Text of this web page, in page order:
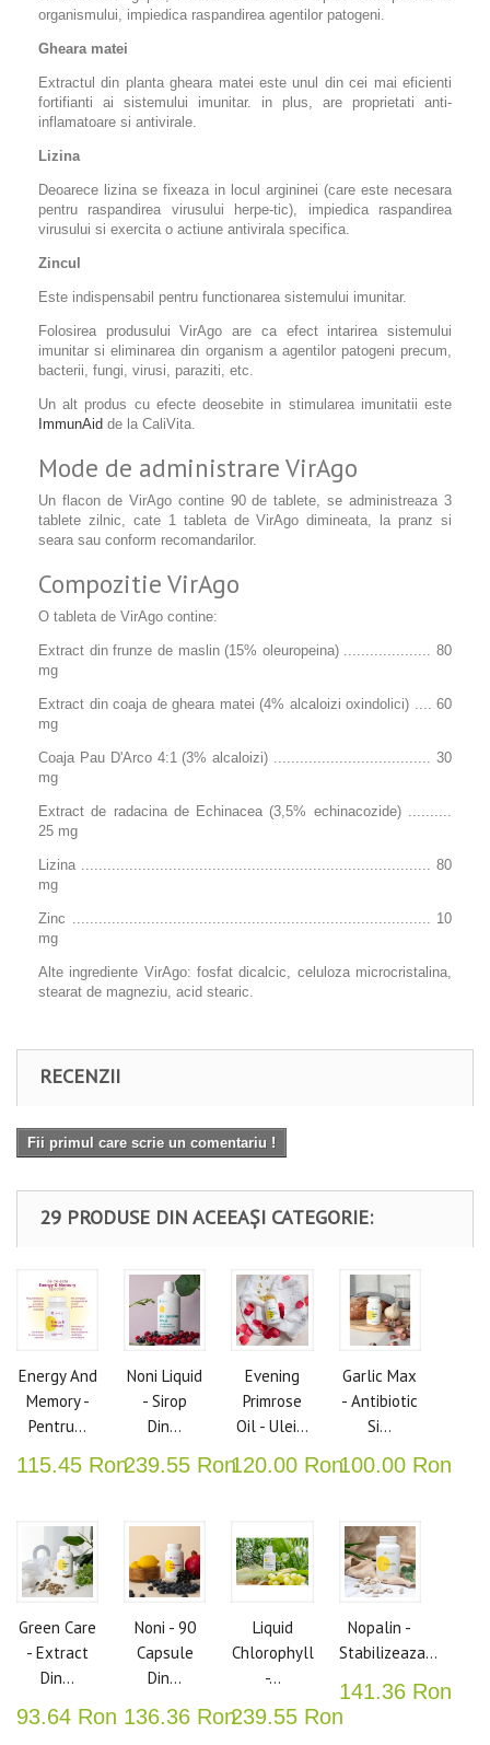
organismului, impiedica raspandirea agentilor patogeni.
Gheara matei
Extractul din planta gheara matei este unul din cei mai eficienti
fortifianti ai sistemului imunitar. in plus, are proprietati anti-
inflamatoare si antivirale.
Lizina
Deoarece lizina se fixeaza in locul argininei (care este necesara
pentru raspandirea virusului herpe-tic), impiedica raspandirea
virusului si exercita o actiune antivirala specifica.
Zincul
Este indispensabil pentru functionarea sistemului imunitar.
Folosirea produsului VirAgo are ca efect intarirea sistemului
imunitar si eliminarea din organism a agentilor patogeni precum,
bacterii, fungi, virusi, paraziti, etc.
Un alt produs cu efecte deosebite in stimularea imunitatii este
ImmunAid de la CaliVita.
Mode de administrare VirAgo
Un flacon de VirAgo contine 90 de tablete, se administreaza 3
tablete zilnic, cate 1 tableta de VirAgo dimineata, la pranz si
seara sau conform recomandarilor.
Compozitie VirAgo
O tableta de VirAgo contine:
Extract din frunze de maslin (15% oleuropeina) .................... 80
mg
Extract din coaja de gheara matei (4% alcaloizi oxindolici) .... 60
mg
Coaja Pau D'Arco 4:1 (3% alcaloizi) .................................... 30
mg
Extract de radacina de Echinacea (3,5% echinacozide) ..........
25 mg
Lizina ................................................................................ 80
mg
Zinc .................................................................................. 10
mg
Alte ingrediente VirAgo: fosfat dicalcic, celuloza microcristalina,
stearat de magneziu, acid stearic.
RECENZII
Fii primul care scrie un comentariu !
29 PRODUSE DIN ACEEAȘI CATEGORIE:
Energy And
Memory -
Pentru...
115.45 Ron
Noni Liquid
- Sirop
Din...
239.55 Ron
Evening
Primrose
Oil - Ulei...
120.00 Ron
Garlic Max
- Antibiotic
Si...
100.00 Ron
Green Care
- Extract
Din...
93.64 Ron
Noni - 90
Capsule
Din...
136.36 Ron
Liquid
Chlorophyll
-...
239.55 Ron
Nopalin -
Stabilizeaza...
141.36 Ron